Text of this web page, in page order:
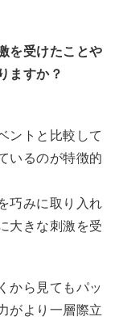
を受けたことや
ますか？
ントと比較して
いるのが特徴的
巧みに取り入れ
大きな刺激を受
から見てもパッ
がより一層際立